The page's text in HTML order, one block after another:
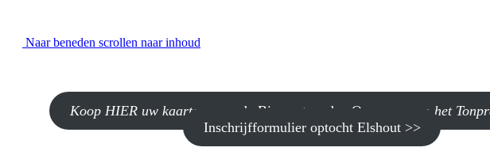
Naar beneden scrollen naar inhoud
Koop HIER uw kaarten voor de Biercantus, den Opwermer en het
Inschrijfformulier optocht Elshout >>